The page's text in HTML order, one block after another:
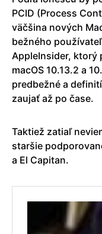
PCID (Process
väčšina nových
bežného
AppleInsider, ktorý
macOS 10.13.2 a
predbežné a
zaujať až po čase.
Taktiež zatiaľ
staršie
a El Capitan.